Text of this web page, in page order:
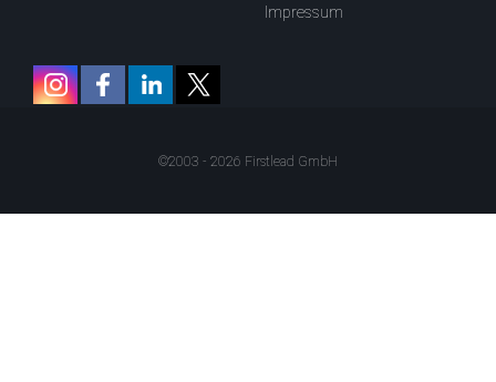
Impressum
©2003 - 2026 Firstlead GmbH